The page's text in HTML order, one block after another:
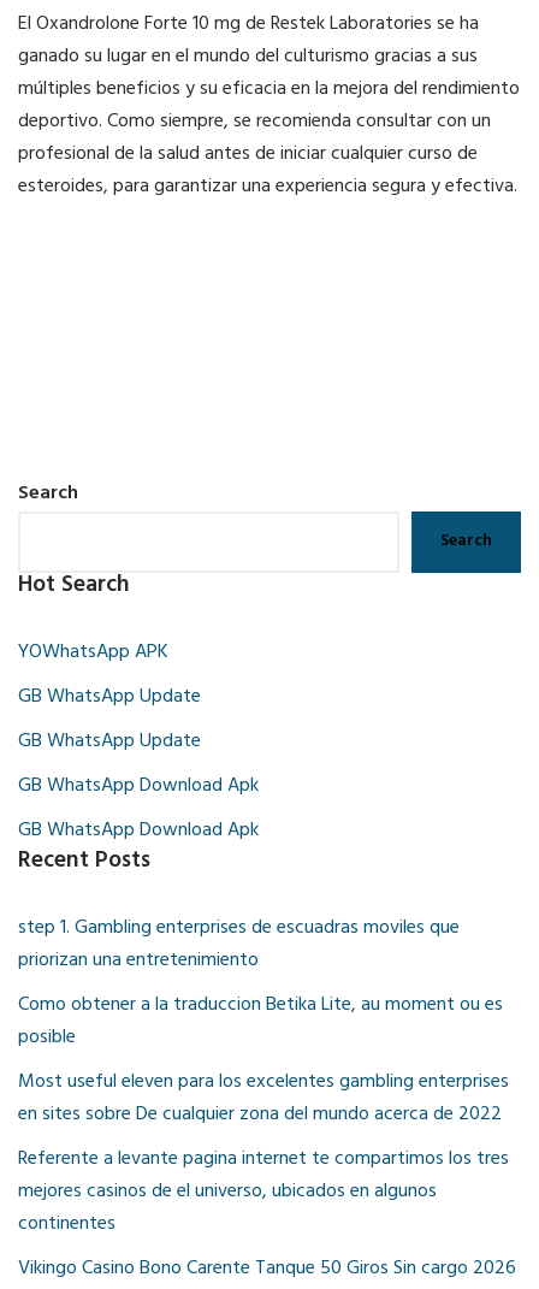
El Oxandrolone Forte 10 mg de Restek Laboratories se ha
ganado su lugar en el mundo del culturismo gracias a sus
múltiples beneficios y su eficacia en la mejora del rendimiento
deportivo. Como siempre, se recomienda consultar con un
profesional de la salud antes de iniciar cualquier curso de
esteroides, para garantizar una experiencia segura y efectiva.
Search
Search
Hot Search
YOWhatsApp APK
GB WhatsApp Update
GB WhatsApp Update
GB WhatsApp Download Apk
GB WhatsApp Download Apk
Recent Posts
step 1. Gambling enterprises de escuadras moviles que
priorizan una entretenimiento
Como obtener a la traduccion Betika Lite, au moment ou es
posible
Most useful eleven para los excelentes gambling enterprises
en sites sobre De cualquier zona del mundo acerca de 2022
Referente a levante pagina internet te compartimos los tres
mejores casinos de el universo, ubicados en algunos
continentes
Vikingo Casino Bono Carente Tanque 50 Giros Sin cargo 2026